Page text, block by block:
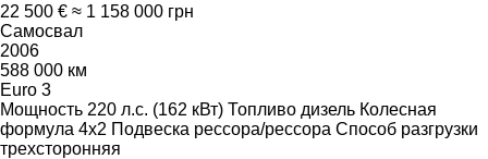
22 500 € ≈ 1 158 000 грн
Самосвал
2006
588 000 км
Euro 3
Мощность 220 л.с. (162 кВт) Топливо дизель Колесная
формула 4x2 Подвеска рессора/рессора Способ разгрузки
трехсторонняя